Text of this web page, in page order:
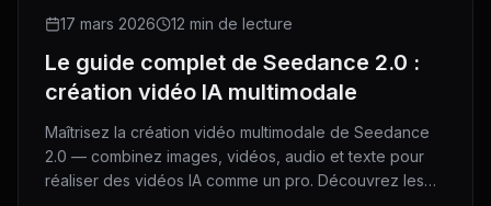
GUIDE
17 mars 2026 12 min de lecture
Le guide complet de Seedance 2.0 :
création vidéo IA multimodale
Maîtrisez la création vidéo multimodale de Seedance
2.0 — combinez images, vidéos, audio et texte pour
réaliser des vidéos IA comme un pro. Découvrez les